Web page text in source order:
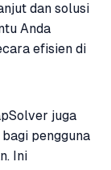
dan solusi
Anda
efisien di
juga
pengguna
Ini